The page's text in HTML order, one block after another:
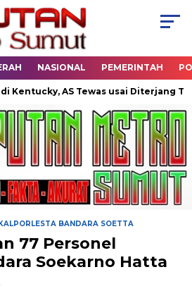
NASIONAL PEMERINTAH
AS Tewas usai Diterjang
KALPORLESTA BANDARA SOETTA
77 Personel
Soekarno Hatta